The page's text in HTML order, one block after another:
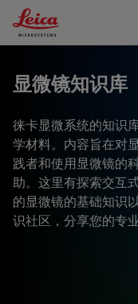
Leica Microsystems
显微镜知识库
徕卡显微系统的知识
学材料。内容旨在对
践者和使用显微镜的
助。这里有探索交互
的显微镜的基础知识
识社区，分享您的专